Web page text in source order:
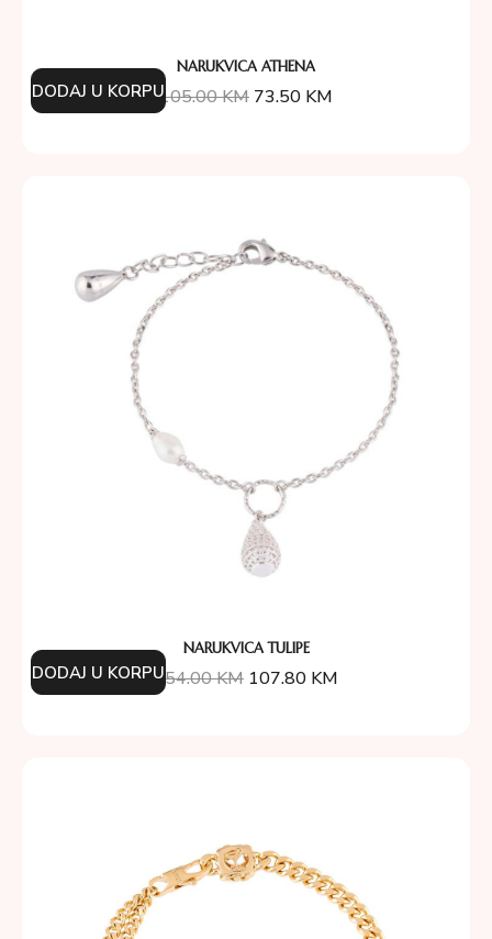
NARUKVICA ATHENA
105.00KM 73.50 KM
DODAJ U KORPU
NARUKVICA TULIPE
154.00KM 107.80 KM
DODAJ U KORPU